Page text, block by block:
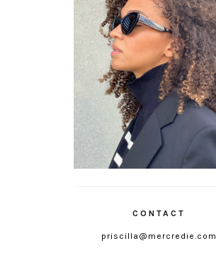
CONTACT
priscilla@mercredie.com